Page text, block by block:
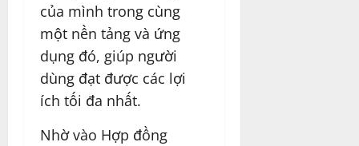
của mình trong cùng
một nền tảng và ứng
dụng đó, giúp người
dùng đạt được các lợi
ích tối đa nhất.
Nhờ vào Hợp đồng